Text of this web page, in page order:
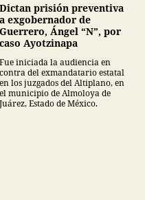
Dictan prisión preventiva
a exgobernador de
Guerrero, Ángel “N”, por
caso Ayotzinapa
Fue iniciada la audiencia en
contra del exmandatario estatal
en los juzgados del Altiplano, en
el municipio de Almoloya de
Juárez, Estado de México.